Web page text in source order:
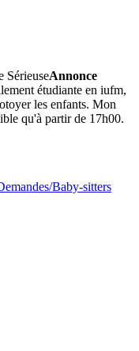
Annonce
étudiante en iufm,
les enfants. Mon
qu'à partir de 17h00.
Baby-sitters